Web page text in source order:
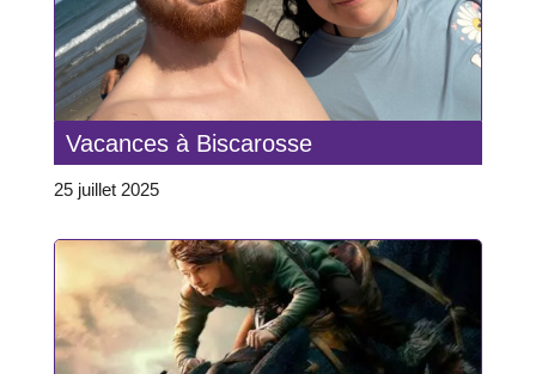
Vacances à Biscarosse
25 juillet 2025